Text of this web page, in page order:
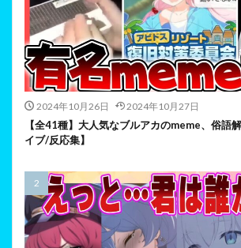
2024年10月26日 2024年10月27日
【全41種】大人気なブルアカのmeme、俗語
イブ/反応集】